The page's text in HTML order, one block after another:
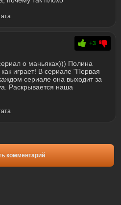
+3
о маньяках))) Полина
играет! В сериале "Первая
сериале она выходит за
Раскрывается наша
комментарий